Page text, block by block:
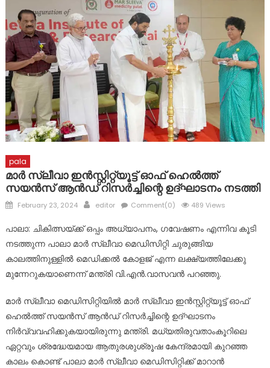
മഴക്കാല ദുരിതാശ്വാസ ക്യാമ്പുകളിൽ സേവനവുമായി മാർ
സ്ലീവാ മെഡിസിറ്റിയും
ദുരിതാശ്വാസ ക്യാമ്പുകളിൽ ആരോഗ്യ സേവനങ്ങളുമായി
മാർ സ്ലീവാ മെഡിസിറ്റി
pala
മാർ സ്ലീവാ ഇൻസ്റ്റിറ്റ്യൂട്ട് ഓഫ് ഹെൽത്ത്
സയൻസ് ആൻഡ് റിസർച്ചിന്റെ ഉദ്ഘാടനം നടത്തി
Posted
February 23, 2024 Author
editor Comment(0) 489 Views
പാലാ: ചികിത്സയ്ക്ക് ഒപ്പം അധ്യാപനം, ഗവേഷണം എന്നിവ കൂടി
നടത്തുന്ന പാലാ മാർ സ്ലീവാ മെഡിസിറ്റി ചുരുങ്ങിയ
കാലത്തിനുള്ളിൽ മെഡിക്കൽ കോളജ് എന്ന ലക്ഷ്യത്തിലേക്കു
മുന്നേറുകയാണെന്ന് മന്ത്രി വി.എൻ.വാസവൻ പറഞ്ഞു.
മാർ സ്ലീവാ മെഡിസിറ്റിയിൽ മാർ സ്ലീവാ ഇൻസ്റ്റിറ്റ്യൂട്ട് ഓഫ്
ഹെൽത്ത് സയൻസ് ആൻഡ് റിസർച്ചിന്റെ ഉദ്ഘാടനം
നിർവ്വവഹിക്കുകയായിരുന്നു മന്ത്രി. മധ്യതിരുവതാംകൂറിലെ
ഏറ്റവും ശ്രദ്ധേയമായ ആതുരശുശ്രൂഷ കേന്ദ്രമായി കുറഞ്ഞ
കാലം കൊണ്ട് പാലാ മാർ സ്ലീവാ മെഡിസിറ്റിക്ക് മാറാൻ